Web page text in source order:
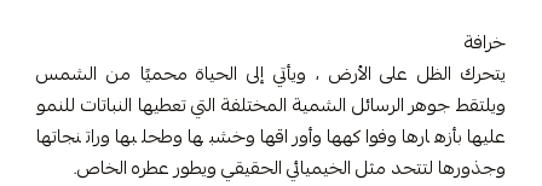
خرافة
يتحرك الظل على الأرض ، ويأتي إلى الحياة محميًا من الشمس
ويلتقط جوهر الرسائل الشمية المختلفة التي تعطيها النباتات للنمو
عليها بأزهارها وفواكهها وأوراقها وخشبها وطحلبها وراتنجاتها
وجذورها لتتحد مثل الخيميائي الحقيقي ويطور عطره الخاص.